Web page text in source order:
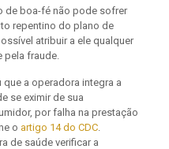
de boa-fé não pode sofrer
repentino do plano de
atribuir a ele qualquer
pela fraude.
a operadora integra a
se eximir de sua
por falha na prestação
o artigo 14 do CDC.
de saúde verificar a